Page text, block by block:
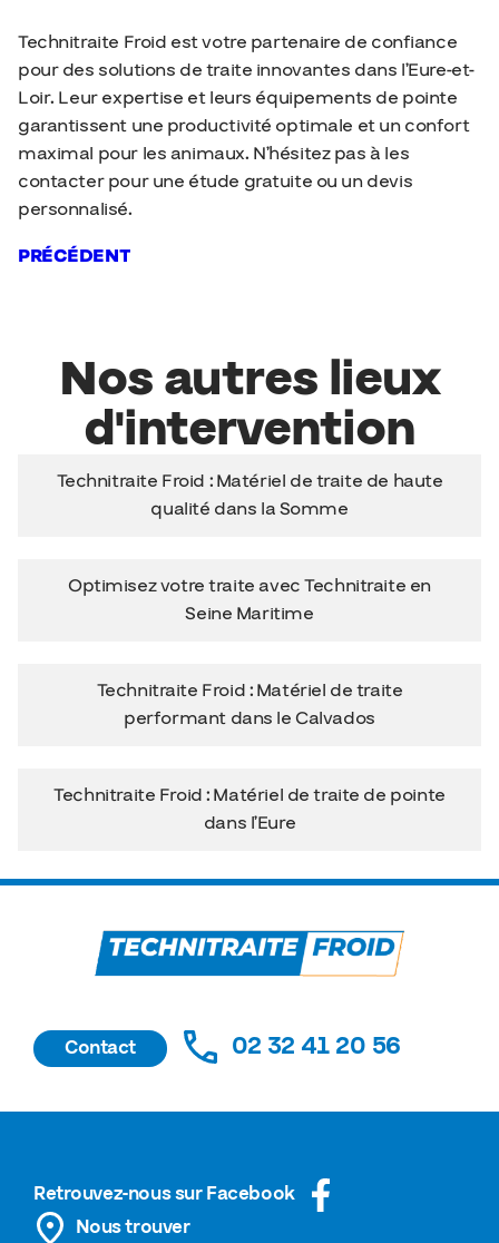
Technitraite Froid est votre partenaire de confiance
pour des solutions de traite innovantes dans l’Eure-et-
Loir. Leur expertise et leurs équipements de pointe
garantissent une productivité optimale et un confort
maximal pour les animaux. N’hésitez pas à les
contacter pour une étude gratuite ou un devis
personnalisé.
PRÉCÉDENT
Nos autres lieux
d'intervention
Technitraite Froid : Matériel de traite de haute
qualité dans la Somme
Optimisez votre traite avec Technitraite en
Seine Maritime
Technitraite Froid : Matériel de traite
performant dans le Calvados
Technitraite Froid : Matériel de traite de pointe
dans l’Eure
Contact 02 32 41 20 56
Retrouvez-nous sur Facebook
Nous trouver